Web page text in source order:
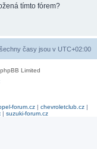
tímto fórem?
časy jsou v UTC+02:00
Limited
forum.cz | chevroletclub.cz |
| suzuki-forum.cz